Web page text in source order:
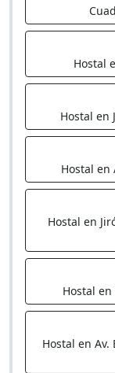
Hostal
Hostal en
Hostal en
Hostal en
Hostal en
Hostal en Av.